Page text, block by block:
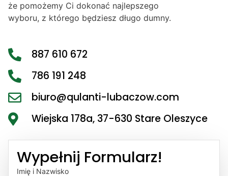
że pomożemy Ci dokonać najlepszego
wyboru, z którego będziesz długo dumny.
887 610 672
786 191 248
biuro@qulanti-lubaczow.com
Wiejska 178a, 37-630 Stare Oleszyce
Wypełnij Formularz!
Imię i Nazwisko